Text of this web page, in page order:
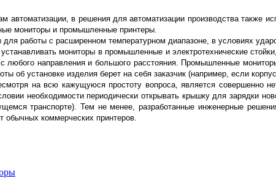
автоматизации, в решения для автоматизации производства также
мониторы и промышленные принтеры.
работы с расширенном температурном диапазоне, в условиях
мониторы в промышленные и электротехнические стойки,
любого направления и большого расстояния. Промышленные
об установке изделия берет на себя заказчик (например, если
на всю кажущуюся простоту вопроса, является совершенно
необходимости периодически открывать крышку для зарядки
транспорте). Тем не менее, разработанные инженерные
обычных коммерческих принтеров.